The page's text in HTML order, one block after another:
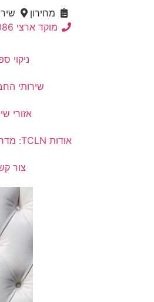
מחירון
מוקד ארצי 050-582-8086
ניקוי
שירותי
אזורי
אודות TCLN: מדריך ניקיון הבית
צור